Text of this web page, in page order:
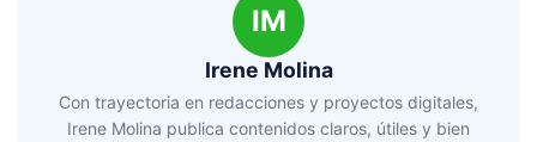
IM
Irene Molina
Con trayectoria en redacciones y proyectos digitales,
Irene Molina publica contenidos claros, útiles y bien